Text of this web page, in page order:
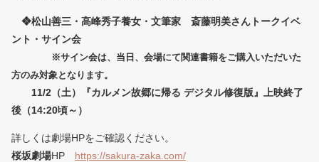
❖松山善三・高峰秀子養女・文筆家 斎藤明美さんトークイベ
ント・サイン会
※サイン会は、当日、会場にて関連書籍をご購入いただいた
方のみ対象となります。
11/2（土）『カルメン故郷に帰る デジタル修復版』上映終了
後（14:20頃～）
詳しくは劇場HPをご確認ください。
桜坂劇場HP https://sakura-zaka.com/